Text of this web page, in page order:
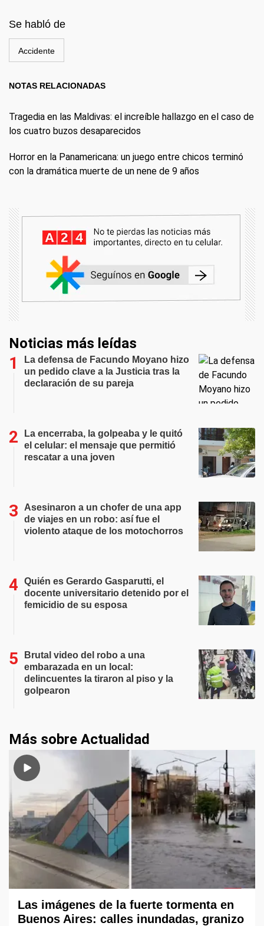
Se habló de
Accidente
NOTAS RELACIONADAS
Tragedia en las Maldivas: el increíble hallazgo en el caso de
los cuatro buzos desaparecidos
Horror en la Panamericana: un juego entre chicos terminó
con la dramática muerte de un nene de 9 años
Noticias más leídas
La defensa de Facundo Moyano hizo
un pedido clave a la Justicia tras la
declaración de su pareja
La encerraba, la golpeaba y le quitó
el celular: el mensaje que permitió
rescatar a una joven
Asesinaron a un chofer de una app
de viajes en un robo: así fue el
violento ataque de los motochorros
Quién es Gerardo Gasparutti, el
docente universitario detenido por el
femicidio de su esposa
Brutal video del robo a una
embarazada en un local:
delincuentes la tiraron al piso y la
golpearon
Más sobre Actualidad
Las imágenes de la fuerte tormenta en
Buenos Aires: calles inundadas, granizo